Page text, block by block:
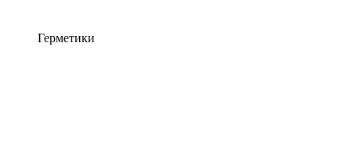
Герметики